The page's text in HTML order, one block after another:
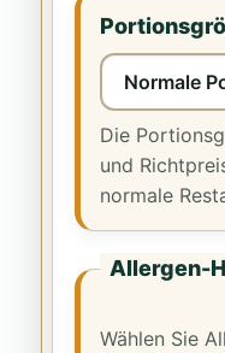
Die
und
normale
Allergen-
Wählen Sie